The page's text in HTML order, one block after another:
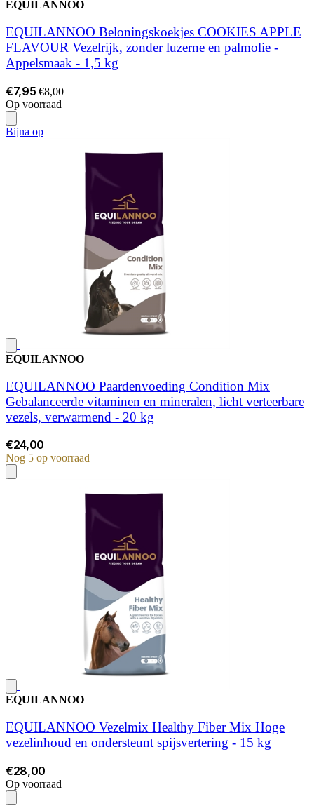
EQUILANNOO
EQUILANNOO Beloningskoekjes COOKIES APPLE
FLAVOUR Vezelrijk, zonder luzerne en palmolie -
Appelsmaak - 1,5 kg
€7,95 €8,00
Op voorraad
Bijna op
EQUILANNOO
EQUILANNOO Paardenvoeding Condition Mix
Gebalanceerde vitaminen en mineralen, licht verteerbare
vezels, verwarmend - 20 kg
€24,00
Nog 5 op voorraad
EQUILANNOO
EQUILANNOO Vezelmix Healthy Fiber Mix Hoge
vezelinhoud en ondersteunt spijsvertering - 15 kg
€28,00
Op voorraad